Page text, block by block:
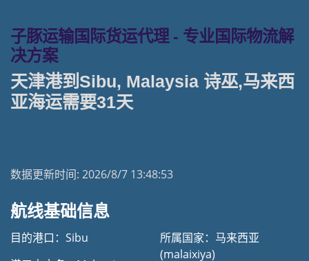
子豚运输国际货运代理 - 专业国际物流解
决方案
天津港到Sibu, Malaysia 诗巫,马来西
亚海运需要31天
数据更新时间: 2026/8/7 13:48:53
航线基础信息
目的港口：Sibu
所属国家：马来西亚
(malaixiya)